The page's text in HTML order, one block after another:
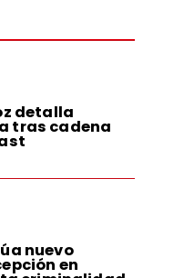
detalla
tras cadena
nuevo
en